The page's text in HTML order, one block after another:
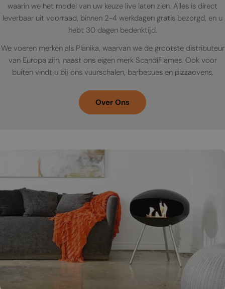
waarin we het model van uw keuze live laten zien. Alles is direct
leverbaar uit voorraad, binnen 2-4 werkdagen gratis bezorgd, en u
hebt 30 dagen bedenktijd.
We voeren merken als Planika, waarvan we de grootste distributeur
van Europa zijn, naast ons eigen merk ScandiFlames. Ook voor
buiten vindt u bij ons vuurschalen, barbecues en pizzaovens.
Over Ons